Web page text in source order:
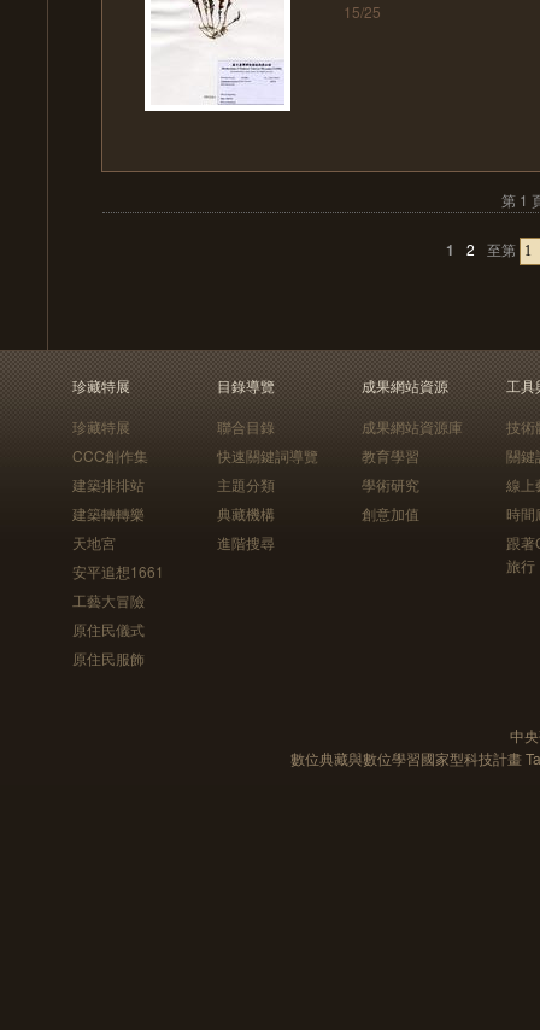
15/25
第 1
1 2 至第
珍藏特展
珍藏特展
CCC創作集
建築排排站
建築轉轉樂
天地宮
安平追想1661
工藝大冒險
原住民儀式
原住民服飾
目錄導覽
聯合目錄
快速關鍵詞導覽
主題分類
典藏機構
進階搜尋
成果網站資源
成果網站資源庫
教育學習
學術研究
創意加值
工具
技術
關鍵
線上
時間
跟
旅行
中
數位典藏與數位學習國家型科技計畫